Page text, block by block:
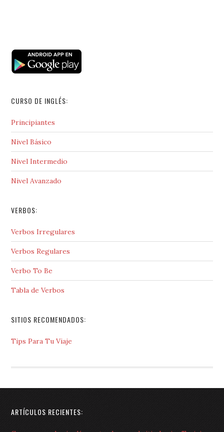
CURSO DE INGLÉS:
Principiantes
Nivel Básico
Nivel Intermedio
Nivel Avanzado
VERBOS:
Verbos Irregulares
Verbos Regulares
Verbo To Be
Tabla de Verbos
SITIOS RECOMENDADOS:
Tips Para Tu Viaje
ARTÍCULOS RECIENTES: